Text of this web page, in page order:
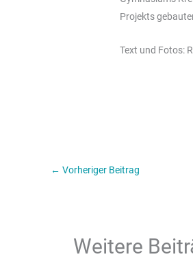
Projekts
Text und Fotos:
← Vorheriger Beitrag
Weitere